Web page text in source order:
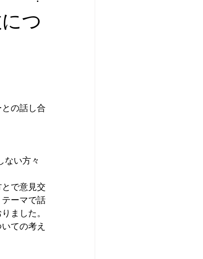
つ
の話し合
ない方々
で意見交
ーマで話
ました。
ての考え